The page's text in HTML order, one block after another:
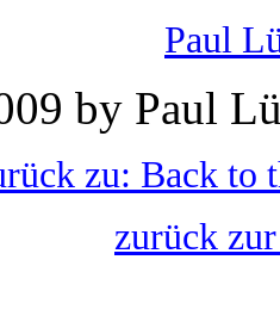
Paul
by Paul
zu: Back to
zurück